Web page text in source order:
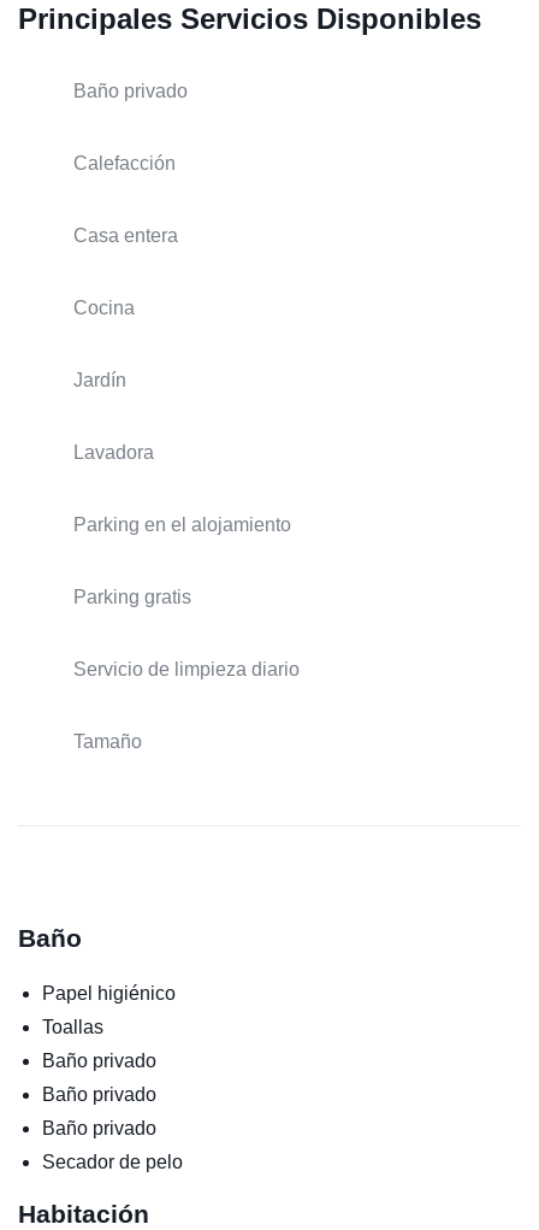
Principales Servicios Disponibles
Baño privado
Calefacción
Casa entera
Cocina
Jardín
Lavadora
Parking en el alojamiento
Parking gratis
Servicio de limpieza diario
Tamaño
Baño
Papel higiénico
Toallas
Baño privado
Baño privado
Baño privado
Secador de pelo
Habitación